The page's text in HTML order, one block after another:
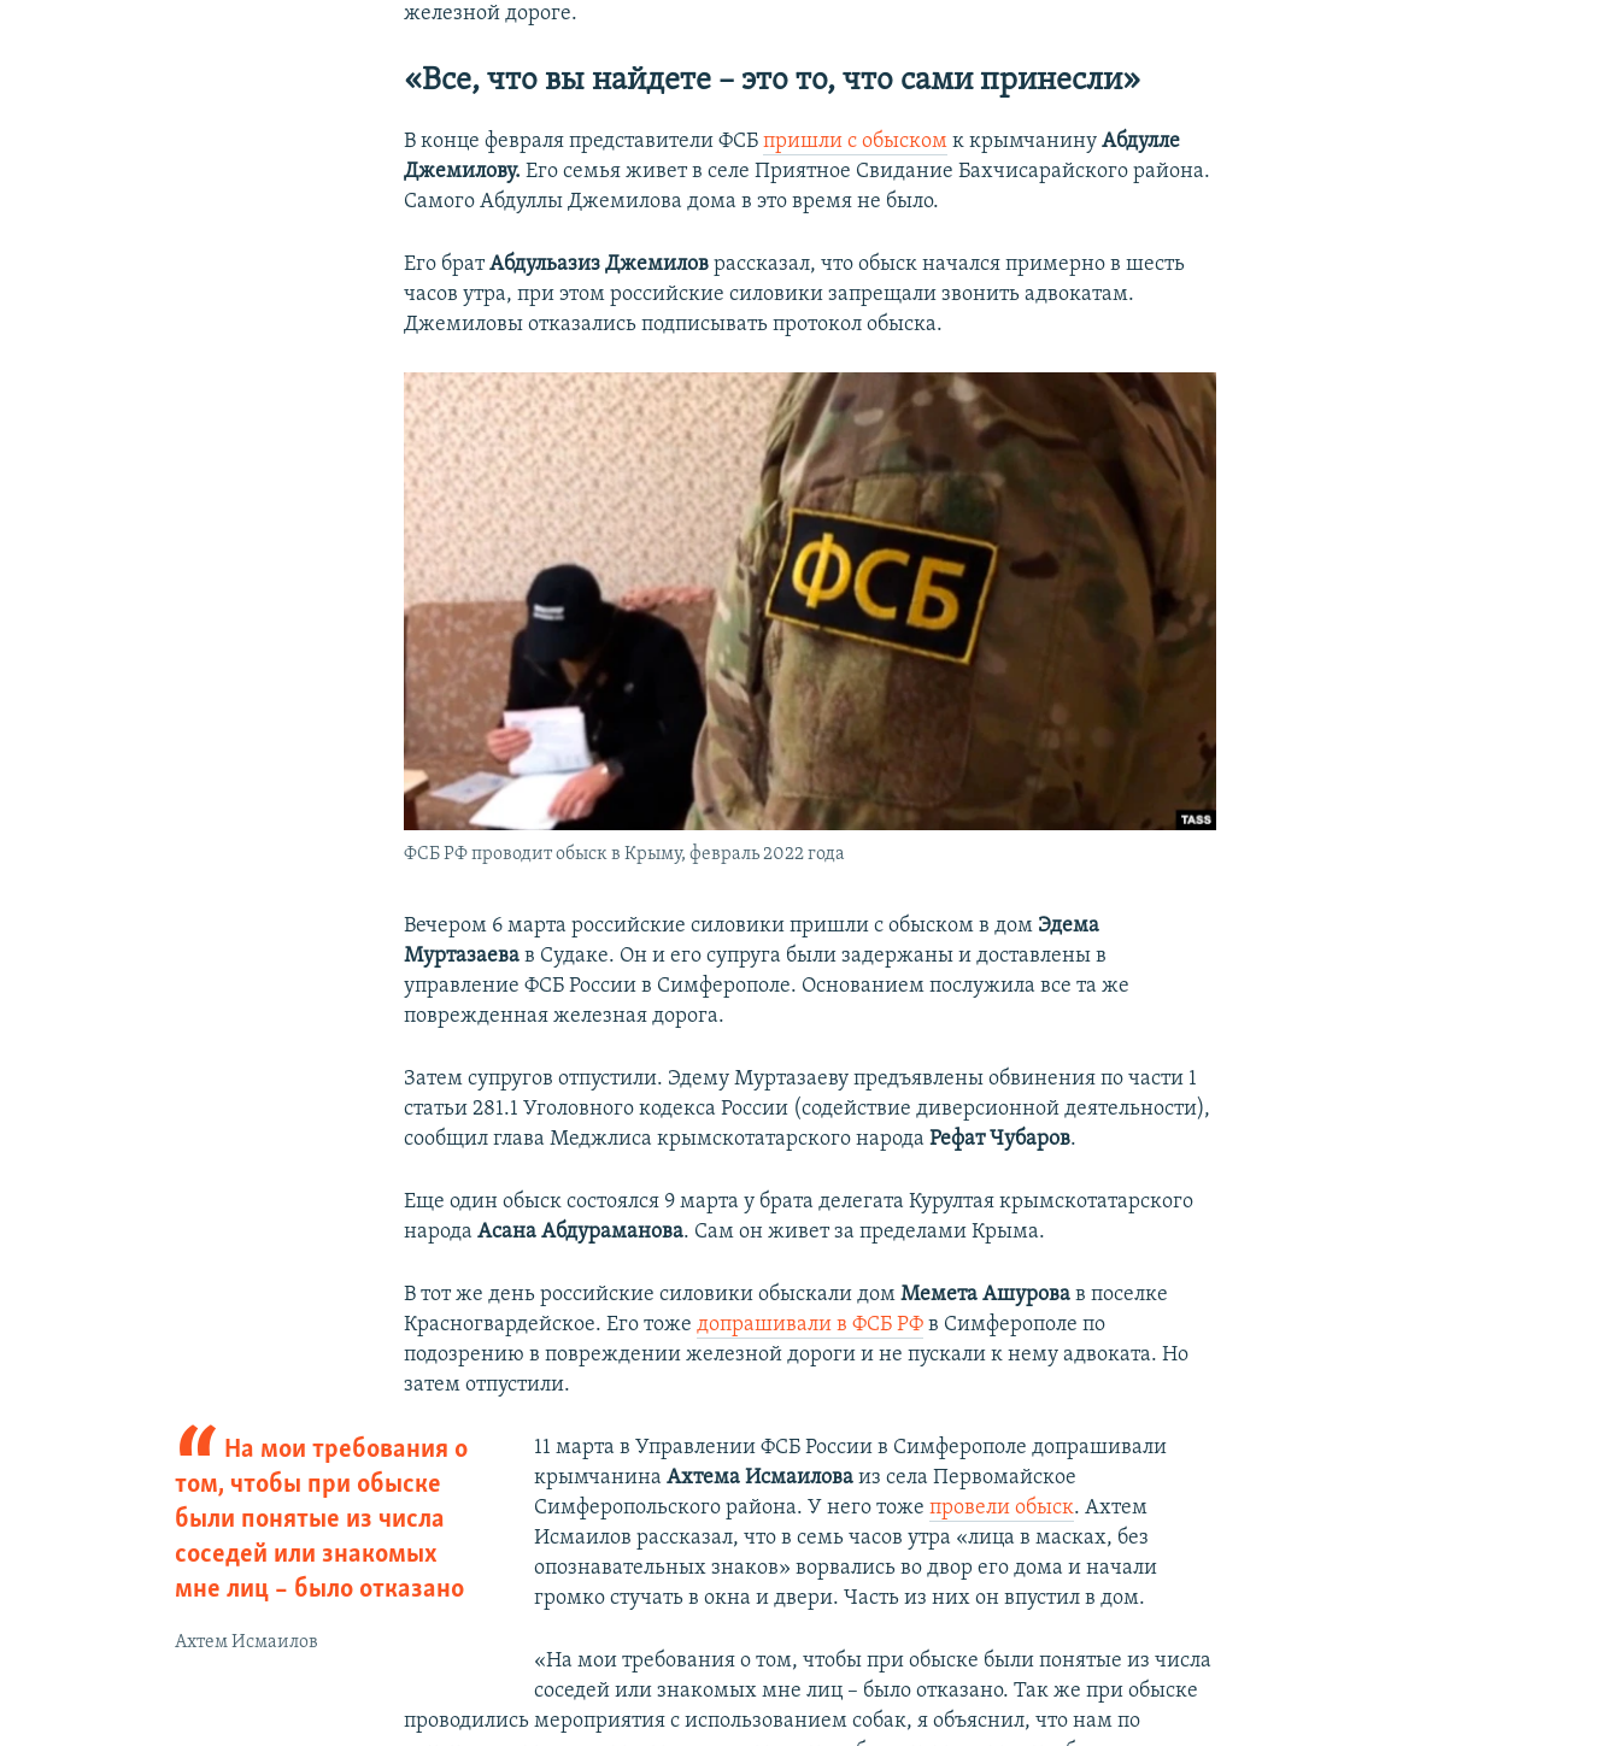
железной дороге.
«Все, что вы найдете – это то, что сами принесли»
В конце февраля представители ФСБпришли с обыском к крымчанинуАбдулле
Джемилову.Его семья живет в селе Приятное Свидание Бахчисарайского района.
Самого Абдуллы Джемилова дома в это время не было.
Его братАбдульазиз Джемилов рассказал, что обыск начался примерно в шесть
часов утра, при этом российские силовики запрещали звонить адвокатам.
Джемиловы отказались подписывать протокол обыска.
ФСБ РФ проводит обыск в Крыму, февраль 2022 года
Вечером 6 марта российские силовики пришли с обыском в дом Эдема
Муртазаевав Судаке. Он и его супруга были задержаны и доставлены в
управление ФСБ России в Симферополе. Основанием послужила все та же
поврежденная железная дорога.
Затем супругов отпустили. Эдему Муртазаеву предъявлены обвинения по части 1
статьи 281.1 Уголовного кодекса России (содействие диверсионной деятельности),
сообщил глава Меджлиса крымскотатарского народаРефат Чубаров.
Еще один обыск состоялся 9 марта у брата делегата Курултая крымскотатарского
народаАсана Абдураманова. Сам он живет за пределами Крыма.
В тот же день российские силовики обыскали домМемета Ашурова в поселке
Красногвардейское. Его тожедопрашивали в ФСБ РФ в Симферополе по
подозрению в повреждении железной дороги и не пускали к нему адвоката. Но
затем отпустили.
На мои требования о
том, чтобы при обыске
были понятые из числа
соседей или знакомых
мне лиц – было отказано
Ахтем Исмаилов
11 марта в Управлении ФСБ России в Симферополе допрашивали
крымчанина Ахтема Исмаиловаиз села Первомайское
Симферопольского района. У него тоже провели обыск. Ахтем
Исмаилов рассказал, что в семь часов утра «лица в масках, без
опознавательных знаков» ворвались во двор его дома и начали
громко стучать в окна и двери. Часть из них он впустил в дом.
«На мои требования о том, чтобы при обыске были понятые из числа
соседей или знакомых мне лиц – было отказано. Так же при обыске
проводились мероприятия с использованием собак, я объяснил, что нам по